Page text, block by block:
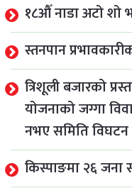
१८औँ नाडा अटो शो
स्तनपान
त्रिशूली बजारको
योजनाको जग्गा
नभए समिति
किस्पाङमा २६